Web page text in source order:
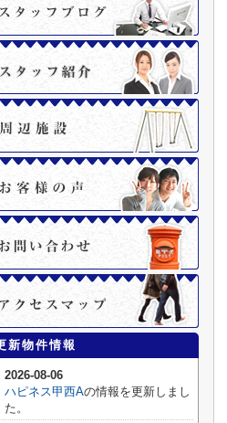
新物件情報
2026-08-06
ハピネス甲西Aの情報を更新しまし
た。